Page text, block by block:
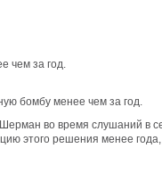
чем за год.
бомбу менее чем за год.
во время слушаний
этого решения менее